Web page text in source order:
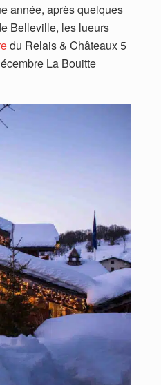
année, après quelques
Belleville, les lueurs
du Relais & Châteaux 5
La Bouitte